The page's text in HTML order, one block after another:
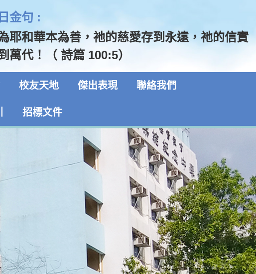
金句 :
耶和華本為善，祂的慈愛存到永遠，祂的信實
萬代！（ 詩篇 100:5）
校友天地 傑出表現 聯絡我們
招標文件